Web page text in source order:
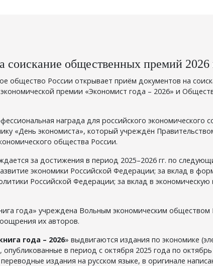
соискание общественных премий 2026
общество России открывает приём документов на
премии «Экономист года – 2026» и
награда для российского экономического
«День экономиста», который учреждён
общества России.
за достижения в период 2025–2026 гг. по
экономики Российской Федерации; за вклад в
Российской Федерации; за вклад в экономическую
года» учреждена Вольным экономическим обществом
их авторов.
года – 2026» выдвигаются издания по экономике
в период с октября 2025 года по октябрь
издания на русском языке, в оригинале